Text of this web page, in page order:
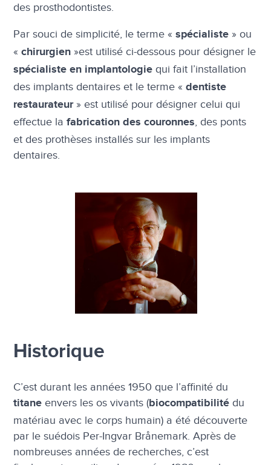
des prosthodontistes.
Par souci de simplicité, le terme «spécialiste » ou
«chirurgien »est utilisé ci-dessous pour désigner le
spécialiste en implantologie qui fait l’installation
des implants dentaires et le terme «dentiste
restaurateur» est utilisé pour désigner celui qui
effectue lafabrication des couronnes, des ponts
et des prothèses installés sur les implants
dentaires.
Historique
C’est durant les années 1950 que l’affinité du
titane envers les os vivants (biocompatibilité du
matériau avec le corps humain) a été découverte
par le suédois Per-Ingvar Brånemark. Après de
nombreuses années de recherches, c’est